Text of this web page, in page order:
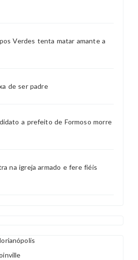
Verdes tenta matar amante a
de ser padre
a prefeito de Formoso morre
na igreja armado e fere fiéis